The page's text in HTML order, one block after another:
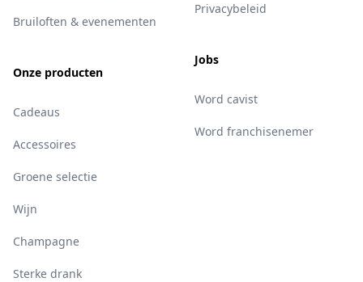
Bruiloften & evenementen
Onze producten
Cadeaus
Accessoires
Groene selectie
Wijn
Champagne
Sterke drank
Privacybeleid
Jobs
Word cavist
Word franchisenemer